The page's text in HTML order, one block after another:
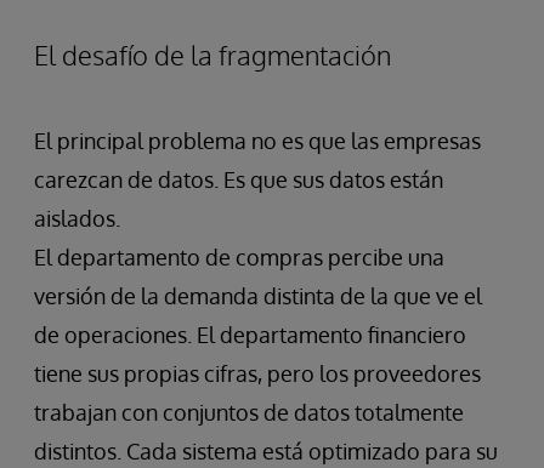
El desafío de la fragmentación
El principal problema no es que las empresas
carezcan de datos. Es que sus datos están
aislados.
El departamento de compras percibe una
versión de la demanda distinta de la que ve el
de operaciones. El departamento financiero
tiene sus propias cifras, pero los proveedores
trabajan con conjuntos de datos totalmente
distintos. Cada sistema está optimizado para su